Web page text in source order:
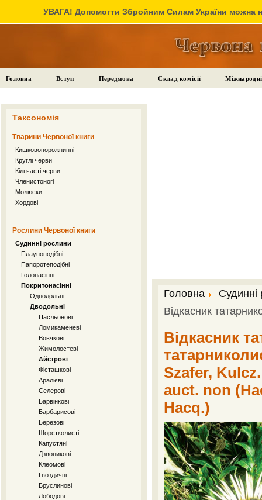
УВАГА! Допомогти Збройним Силам України можна
Головна Вступ Передмова Склад комісії
Таксономія
Тварини Червоної книги
Кишковопорожнинні
Круглі черви
Кільчасті черви
Членистоногі
Молюски
Хордові
Рослини Червоної книги
Судинні рослини
Плауноподібні
Папоротеподібні
Голонасінні
Покритонасінні
Однодольні
Дводольні
Пасльонові
Ломикаменеві
Вовчкові
Жимолостеві
Айстрові
Фісташкові
Аралієві
Селерові
Барвінкові
Барбарисові
Березові
Шорстколисті
Капустяні
Дзвоникові
Клеомові
Гвоздичні
Бруслинові
Лободові
Головна
Судинні
Відкасник
Відкасник
Szafer,
auct. non
Hacq.)